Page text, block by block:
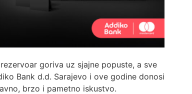
goriva uz sjajne popuste, a sve
Bank d.d. Sarajevo i ove godine donosi
brzo i pametno iskustvo.